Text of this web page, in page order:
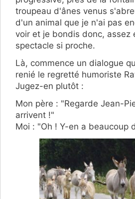
troupeau d'ânes venus
d'un animal que je n'ai pas
voir et je bondis donc, assez
spectacle si proche.
Là, commence un dialogue
renié le regretté humoriste
Jugez-en plutôt :
Mon père : "Regarde Jean-
arrivent !"
Moi : "Oh ! Y-en a beaucoup